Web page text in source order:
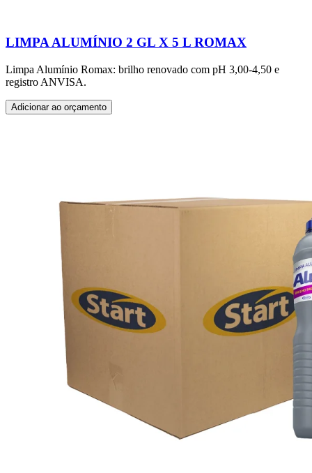
LIMPA ALUMÍNIO 2 GL X 5 L ROMAX
Limpa Alumínio Romax: brilho renovado com pH 3,00-4,50 e
registro ANVISA.
Adicionar ao orçamento